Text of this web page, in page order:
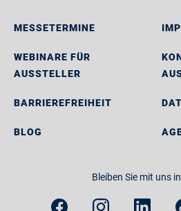
MESSETERMINE
WEBINARE FÜR
AUSSTELLER
BARRIEREFREIHEIT
BLOG
Bleiben Sie mit uns